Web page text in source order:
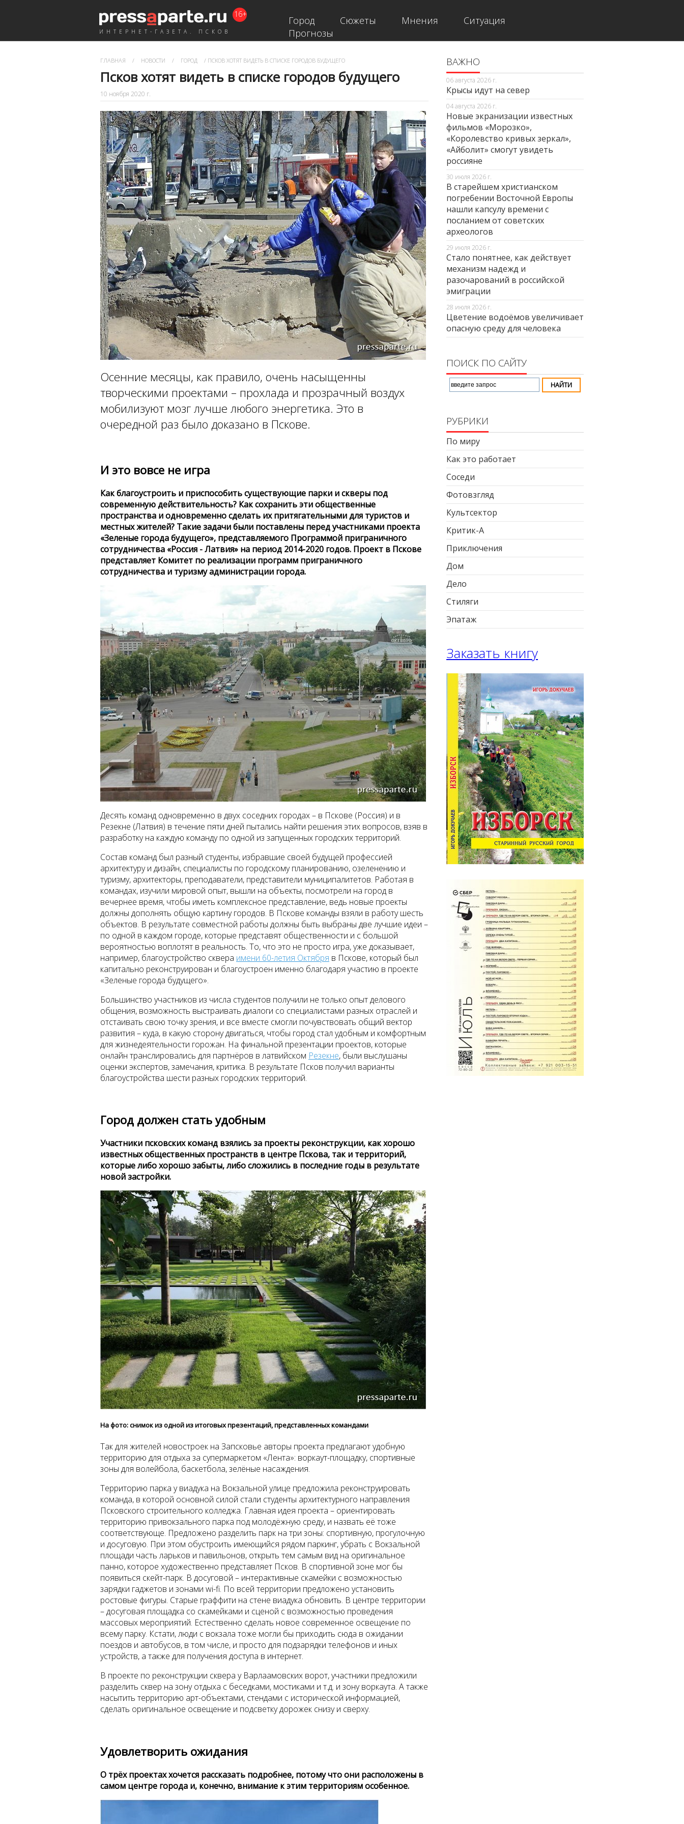
ИНТЕРНЕТ-ГАЗЕТА. ПСКОВ
16+
Город Сюжеты Мнения
Ситуация
Прогнозы
ГЛАВНАЯ / НОВОСТИ / ГОРОД / ПСКОВ ХОТЯТ ВИДЕТЬ В СПИСКЕ ГОРОДОВ БУДУЩЕГО
Псков хотят видеть в списке городов будущего
10 ноября 2020 г.
Осенние месяцы, как правило, очень насыщенны
творческими проектами – прохлада и прозрачный воздух
мобилизуют мозг лучше любого энергетика. Это в
очередной раз было доказано в Пскове.
И это вовсе не игра
Как благоустроить и приспособить существующие парки и скверы под
современную действительность? Как сохранить эти общественные
пространства и одновременно сделать их притягательными для туристов и
местных жителей? Такие задачи были поставлены перед участниками проекта
«Зеленые города будущего», представляемого Программой приграничного
сотрудничества «Россия - Латвия» на период 2014-2020 годов. Проект в Пскове
представляет Комитет по реализации программ приграничного
сотрудничества и туризму администрации города.
Десять команд одновременно в двух соседних городах – в Пскове (Россия) и в
Резекне (Латвия) в течение пяти дней пытались найти решения этих вопросов, взяв в
разработку на каждую команду по одной из запущенных городских территорий.
Состав команд был разный студенты, избравшие своей будущей профессией
архитектуру и дизайн, специалисты по городскому планированию, озеленению и
туризму, архитекторы, преподаватели, представители муниципалитетов. Работая в
командах, изучили мировой опыт, вышли на объекты, посмотрели на город в
вечернее время, чтобы иметь комплексное представление, ведь новые проекты
должны дополнять общую картину городов. В Пскове команды взяли в работу шесть
объектов. В результате совместной работы должны быть выбраны две лучшие идеи –
по одной в каждом городе, которые представят общественности и с большой
вероятностью воплотят в реальность. То, что это не просто игра, уже доказывает,
например, благоустройство сквера имени 60-летия Октября в Пскове, который был
капитально реконструирован и благоустроен именно благодаря участию в проекте
«Зеленые города будущего».
Большинство участников из числа студентов получили не только опыт делового
общения, возможность выстраивать диалоги со специалистами разных отраслей и
отстаивать свою точку зрения, и все вместе смогли почувствовать общий вектор
развития – куда, в какую сторону двигаться, чтобы город стал удобным и комфортным
для жизнедеятельности горожан. На финальной презентации проектов, которые
онлайн транслировались для партнёров в латвийском Резекне, были выслушаны
оценки экспертов, замечания, критика. В результате Псков получил варианты
благоустройства шести разных городских территорий.
Город должен стать удобным
Участники псковских команд взялись за проекты реконструкции, как хорошо
известных общественных пространств в центре Пскова, так и территорий,
которые либо хорошо забыты, либо сложились в последние годы в результате
новой застройки.
На фото: снимок из одной из итоговых презентаций, представленных командами
Так для жителей новостроек на Запсковье авторы проекта предлагают удобную
территорию для отдыха за супермаркетом «Лента»: воркаут-площадку, спортивные
зоны для волейбола, баскетбола, зелёные насаждения.
Территорию парка у виадука на Вокзальной улице предложила реконструировать
команда, в которой основной силой стали студенты архитектурного направления
Псковского строительного колледжа. Главная идея проекта – ориентировать
территорию привокзального парка под молодёжную среду, и назвать её тоже
соответствующе. Предложено разделить парк на три зоны: спортивную, прогулочную
и досуговую. При этом обустроить имеющийся рядом паркинг, убрать с Вокзальной
площади часть ларьков и павильонов, открыть тем самым вид на оригинальное
панно, которое художественно представляет Псков. В спортивной зоне мог бы
появиться скейт-парк. В досуговой – интерактивные скамейки с возможностью
зарядки гаджетов и зонами wi-fi. По всей территории предложено установить
ростовые фигуры. Старые граффити на стене виадука обновить. В центре территории
– досуговая площадка со скамейками и сценой с возможностью проведения
массовых мероприятий. Естественно сделать новое современное освещение по
всему парку. Кстати, люди с вокзала тоже могли бы приходить сюда в ожидании
поездов и автобусов, в том числе, и просто для подзарядки телефонов и иных
устройств, а также для получения доступа в интернет.
В проекте по реконструкции сквера у Варлаамовских ворот, участники предложили
разделить сквер на зону отдыха с беседками, мостиками и т.д. и зону воркаута. А также
насытить территорию арт-объектами, стендами с исторической информацией,
сделать оригинальное освещение и подсветку дорожек снизу и сверху.
Удовлетворить ожидания
О трёх проектах хочется рассказать подробнее, потому что они расположены в
самом центре города и, конечно, внимание к этим территориям особенное.
ВАЖНО
06 августа 2026 г.
Крысы идут на север
04 августа 2026 г.
Новые экранизации известных
фильмов «Морозко»,
«Королевство кривых зеркал»,
«Айболит» смогут увидеть
россияне
30 июля 2026 г.
В старейшем христианском
погребении Восточной Европы
нашли капсулу времени с
посланием от советских
археологов
29 июля 2026 г.
Стало понятнее, как действует
механизм надежд и
разочарований в российской
эмиграции
28 июля 2026 г.
Цветение водоёмов увеличивает
опасную среду для человека
ПОИСК ПО САЙТУ
РУБРИКИ
По миру
Как это работает
Соседи
Фотовзгляд
Культсектор
Критик-А
Приключения
Дом
Дело
Стиляги
Эпатаж
Заказать книгу